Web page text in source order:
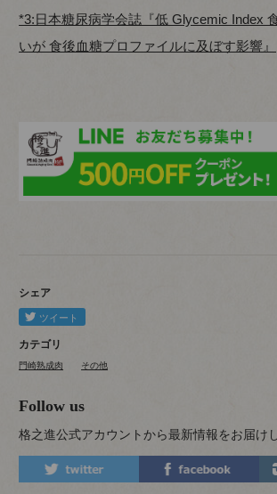
*3:日本糖尿病学会誌『低 Glycemic Index
いが 食後血糖プロファイルに及ぼす影響』
シェア
カテゴリ
門崎熟成肉 その他
Follow us
格之進公式アカウントから最新情報をお届け